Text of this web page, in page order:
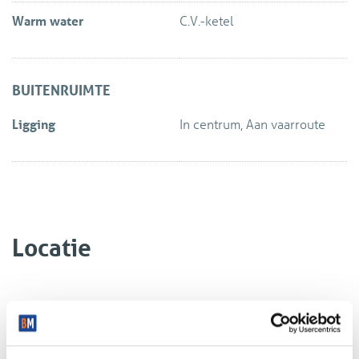
Warm water C.V.-ketel
BUITENRUIMTE
Ligging In centrum, Aan vaarroute
Locatie